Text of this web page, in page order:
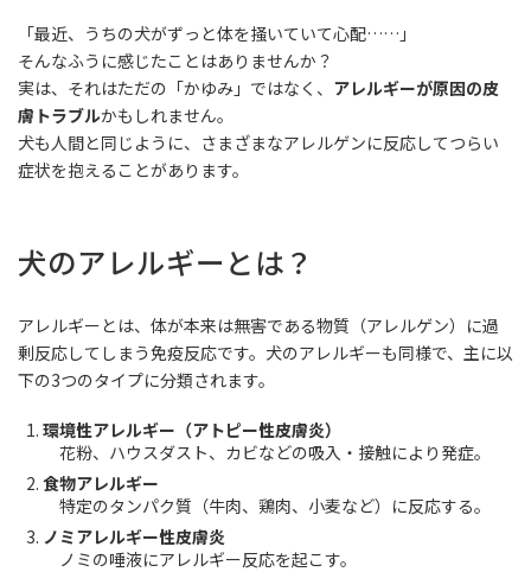
時
:
「最近、うちの犬がずっと体を掻いていて心配……」
そんなふうに感じたことはありませんか？
実は、それはただの「かゆみ」ではなく、 アレルギーが原因の皮
膚トラブルかもしれません。
犬も人間と同じように、さまざまなアレルゲンに反応してつらい
症状を抱えることがあります。
犬のアレルギーとは？
アレルギーとは、体が本来は無害である物質（アレルゲン）に過
剰反応してしまう免疫反応です。犬のアレルギーも同様で、主に以
下の3つのタイプに分類されます。
環境性アレルギー（アトピー性皮膚炎）
花粉、ハウスダスト、カビなどの吸入・接触により発症。
食物アレルギー
特定のタンパク質（牛肉、鶏肉、小麦など）に反応する。
ノミアレルギー性皮膚炎
ノミの唾液にアレルギー反応を起こす。